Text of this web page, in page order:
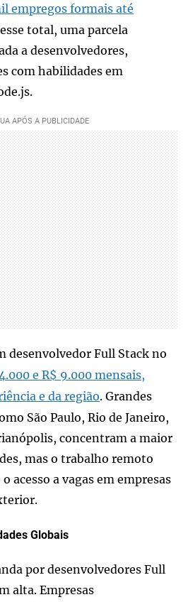
empregos formais até
total, uma parcela
a desenvolvedores,
com habilidades em
desenvolvedor Full Stack no
e R$ 9.000 mensais,
e da região. Grandes
São Paulo, Rio de Janeiro,
concentram a maior
mas o trabalho remoto
acesso a vagas em empresas
Globais
por desenvolvedores Full
alta. Empresas